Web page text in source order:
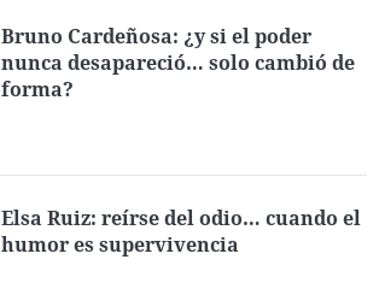
Bruno Cardeñosa: ¿y si el poder
nunca desapareció… solo cambió de
forma?
Elsa Ruiz: reírse del odio… cuando el
humor es supervivencia